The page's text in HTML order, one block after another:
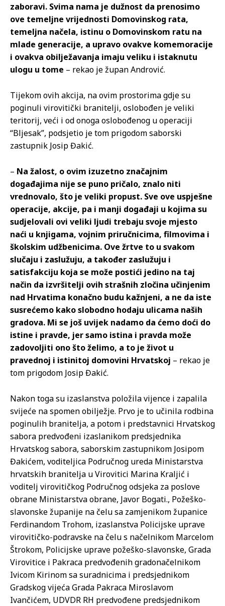
zaboravi. Svima nama je dužnost da prenosimo
ove temeljne vrijednosti Domovinskog rata,
temeljna načela, istinu o Domovinskom ratu na
mlade generacije, a upravo ovakve komemoracije
i ovakva obilježavanja imaju veliku i istaknutu
ulogu u tome – rekao je župan Andrović.
Tijekom ovih akcija, na ovim prostorima gdje su
poginuli virovitički branitelji, oslobođen je veliki
teritorij, veći i od onoga oslobođenog u operaciji
“Bljesak”, podsjetio je tom prigodom saborski
zastupnik Josip Đakić.
– Na žalost, o ovim izuzetno značajnim
događajima nije se puno pričalo, znalo niti
vrednovalo, što je veliki propust. Sve ove uspješne
operacije, akcije, pa i manji događaji u kojima su
sudjelovali ovi veliki ljudi trebaju svoje mjesto
naći u knjigama, vojnim priručnicima, filmovima i
školskim udžbenicima. Ove žrtve to u svakom
slučaju i zaslužuju, a također zaslužuju i
satisfakciju koja se može postići jedino na taj
način da izvršitelji ovih strašnih zločina učinjenim
nad Hrvatima konačno budu kažnjeni, a ne da iste
susrećemo kako slobodno hodaju ulicama naših
gradova. Mi se još uvijek nadamo da ćemo doći do
istine i pravde, jer samo istina i pravda može
zadovoljiti ono što želimo, a to je život u
pravednoj i istinitoj domovini Hrvatskoj – rekao je
tom prigodom Josip Đakić.
Nakon toga su izaslanstva položila vijence i zapalila
svijeće na spomen obilježje. Prvo je to učinila rodbina
poginulih branitelja, a potom i predstavnici Hrvatskog
sabora predvođeni izaslanikom predsjednika
Hrvatskog sabora, saborskim zastupnikom Josipom
Đakićem, voditeljica Područnog ureda Ministarstva
hrvatskih branitelja u Virovitici Marina Kraljić i
voditelj virovitičkog Područnog odsjeka za poslove
obrane Ministarstva obrane, Javor Bogati., Požeško-
slavonske županije na čelu sa zamjenikom županice
Ferdinandom Trohom, izaslanstva Policijske uprave
virovitičko-podravske na čelu s načelnikom Marcelom
Štrokom, Policijske uprave požeško-slavonske, Grada
Virovitice i Pakraca predvođenih gradonačelnikom
Ivicom Kirinom sa suradnicima i predsjednikom
Gradskog vijeća Grada Pakraca Miroslavom
Ivančićem, UDVDR RH predvođene predsjednikom